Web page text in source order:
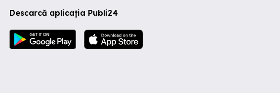
Descarcă aplicația Publi24